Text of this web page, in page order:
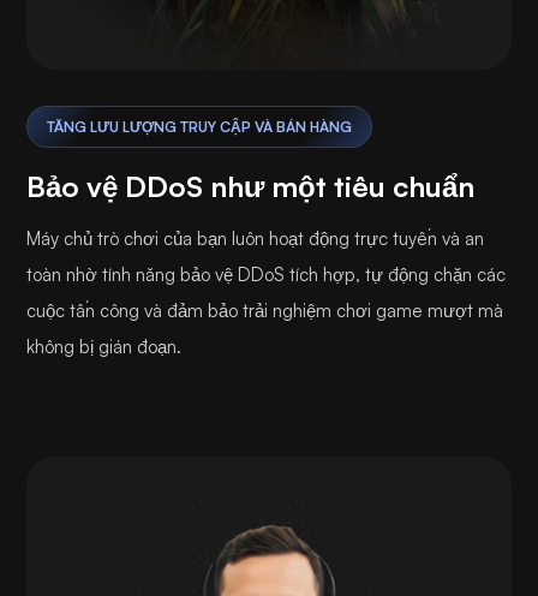
TĂNG LƯU LƯỢNG TRUY CẬP VÀ BÁN HÀNG
Bảo vệ DDoS như một tiêu chuẩn
Máy chủ trò chơi của bạn luôn hoạt động trực tuyến và an
toàn nhờ tính năng bảo vệ DDoS tích hợp, tự động chặn các
cuộc tấn công và đảm bảo trải nghiệm chơi game mượt mà
không bị gián đoạn.